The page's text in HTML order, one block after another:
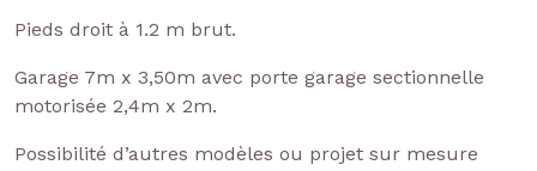
Pieds droit à 1.2 m brut.
Garage 7m x 3,50m avec porte garage sectionnelle
motorisée 2,4m x 2m.
Possibilité d’autres modèles ou projet sur mesure